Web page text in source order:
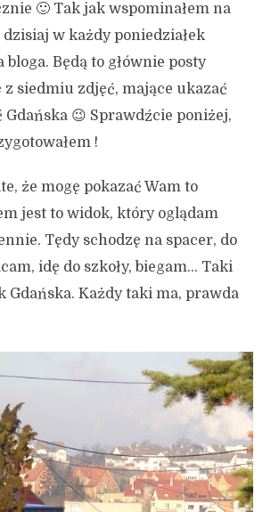
🙂 Tak jak wspominałem na
dzisiaj w każdy poniedziałek
bloga. Będą to głównie posty
z siedmiu zdjęć, mające ukazać
😉 Sprawdźcie poniżej,
!
że mogę pokazać Wam to
jest to widok, który oglądam
Tędy schodzę na spacer, do
idę do szkoły, biegam… Taki
Gdańska. Każdy taki ma, prawda